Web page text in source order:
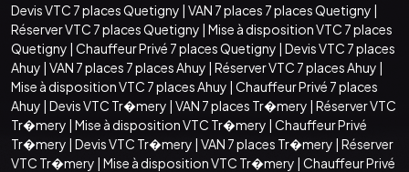
Devis VTC 7 places Quetigny | VAN 7 places 7 places Quetigny |
Réserver VTC 7 places Quetigny | Mise à disposition VTC 7 places
Quetigny | Chauffeur Privé 7 places Quetigny | Devis VTC 7 places
Ahuy | VAN 7 places 7 places Ahuy | Réserver VTC 7 places Ahuy |
Mise à disposition VTC 7 places Ahuy | Chauffeur Privé 7 places
Ahuy | Devis VTC Tr�mery | VAN 7 places Tr�mery | Réserver VTC
Tr�mery | Mise à disposition VTC Tr�mery | Chauffeur Privé
Tr�mery | Devis VTC Tr�mery | VAN 7 places Tr�mery | Réserver
VTC Tr�mery | Mise à disposition VTC Tr�mery | Chauffeur Privé